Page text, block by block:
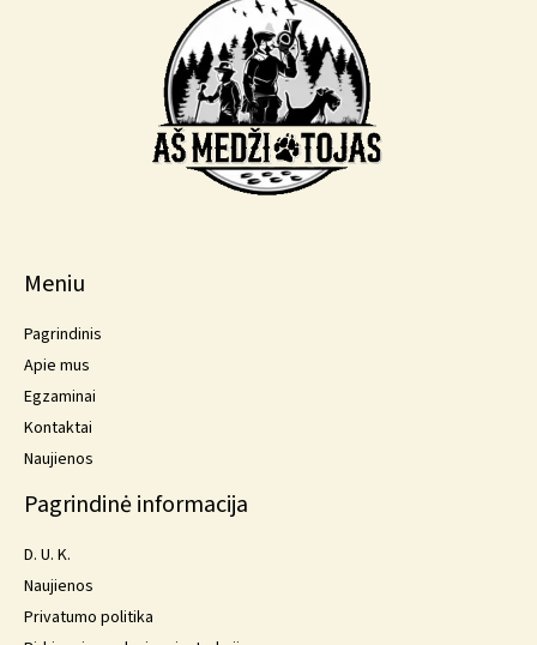
Meniu
Pagrindinis
Apie mus
Egzaminai
Kontaktai
Naujienos
Pagrindinė informacija
D. U. K.
Naujienos
Privatumo politika